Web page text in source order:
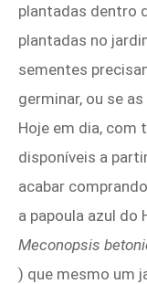
plantadas dentro
plantadas no
sementes
germinar, ou se
Hoje em dia, com
disponíveis a
acabar
a papoula azul do
Meconopsis
) que mesmo um